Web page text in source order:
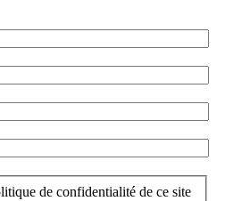
de confidentialité de ce site